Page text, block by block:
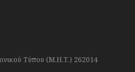
Τύπου (Μ.Η.Τ.) 262014